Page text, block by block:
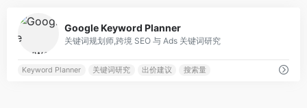
Google Keyword Planner
关键词规划师,跨境 SEO 与 Ads 关键词研究
Keyword Planner 关键词研究 出价建议 搜索量